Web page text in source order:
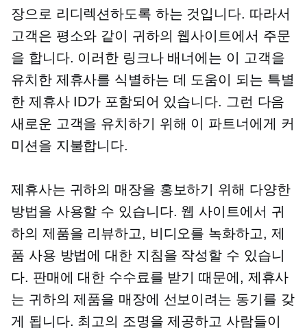
장으로 리디렉션하도록 하는 것입니다. 따라서
고객은 평소와 같이 귀하의 웹사이트에서 주문
을 합니다. 이러한 링크나 배너에는 이 고객을
유치한 제휴사를 식별하는 데 도움이 되는 특별
한 제휴사 ID가 포함되어 있습니다. 그런 다음
새로운 고객을 유치하기 위해 이 파트너에게 커
미션을 지불합니다.
제휴사는 귀하의 매장을 홍보하기 위해 다양한
방법을 사용할 수 있습니다. 웹 사이트에서 귀
하의 제품을 리뷰하고, 비디오를 녹화하고, 제
품 사용 방법에 대한 지침을 작성할 수 있습니
다. 판매에 대한 수수료를 받기 때문에, 제휴사
는 귀하의 제품을 매장에 선보이려는 동기를 갖
게 됩니다. 최고의 조명을 제공하고 사람들이